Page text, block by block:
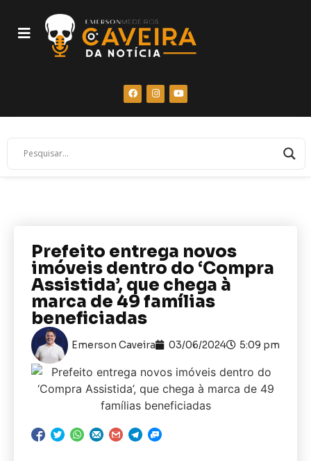
Prefeito entrega novos
imóveis dentro do ‘Compra
Assistida’, que chega à
marca de 49 famílias
beneficiadas
Emerson Caveira 03/06/2024 5:09 pm